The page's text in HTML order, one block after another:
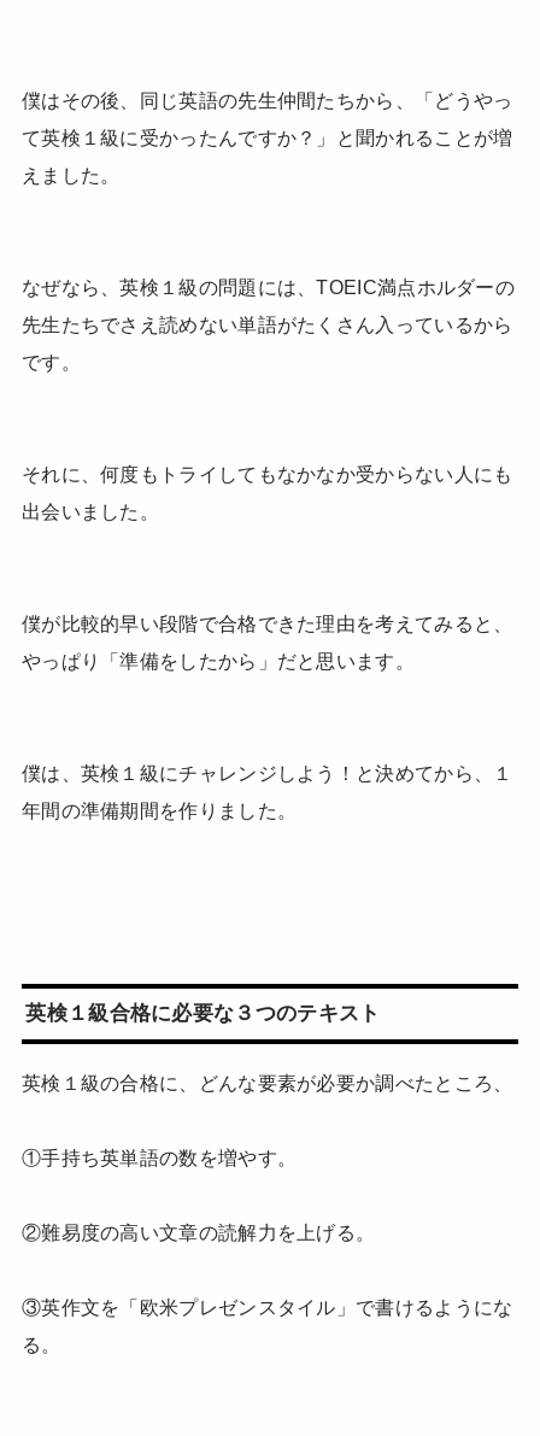
僕はその後、同じ英語の先生仲間たちから、「どうやっ
て英検１級に受かったんですか？」と聞かれることが増
えました。
なぜなら、英検１級の問題には、TOEIC満点ホルダーの
先生たちでさえ読めない単語がたくさん入っているから
です。
それに、何度もトライしてもなかなか受からない人にも
出会いました。
僕が比較的早い段階で合格できた理由を考えてみると、
やっぱり「準備をしたから」だと思います。
僕は、英検１級にチャレンジしよう！と決めてから、１
年間の準備期間を作りました。
英検１級合格に必要な３つのテキスト
英検１級の合格に、どんな要素が必要か調べたところ、
①手持ち英単語の数を増やす。
②難易度の高い文章の読解力を上げる。
③英作文を「欧米プレゼンスタイル」で書けるようにな
る。